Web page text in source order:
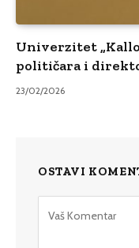
Univerzitet
političara i
23/02/2026
OSTAVI